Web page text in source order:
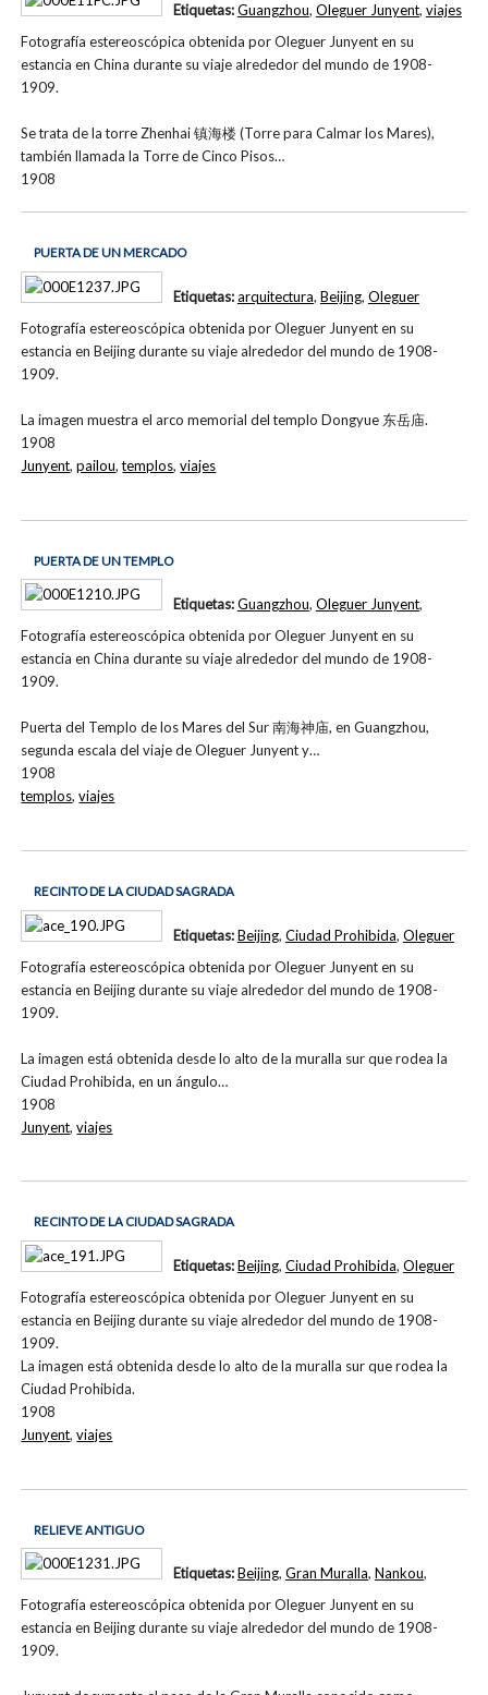
Fotografía estereoscópica obtenida por Oleguer Junyent en su
estancia en China durante su viaje alrededor del mundo de 1908-
1909.
Se trata de la torre Zhenhai 镇海楼 (Torre para Calmar los Mares),
también llamada la Torre de Cinco Pisos…
1908
Etiquetas:Guangzhou, Oleguer Junyent, viajes
PUERTA DE UN MERCADO
Fotografía estereoscópica obtenida por Oleguer Junyent en su
estancia en Beijing durante su viaje alrededor del mundo de 1908-
1909.
La imagen muestra el arco memorial del templo Dongyue 东岳庙.
1908
Etiquetas:arquitectura, Beijing, Oleguer
Junyent,pailou,templos,viajes
PUERTA DE UN TEMPLO
Fotografía estereoscópica obtenida por Oleguer Junyent en su
estancia en China durante su viaje alrededor del mundo de 1908-
1909.
Puerta del Templo de los Mares del Sur 南海神庙, en Guangzhou,
segunda escala del viaje de Oleguer Junyent y…
1908
Etiquetas:Guangzhou, Oleguer Junyent,
templos,viajes
RECINTO DE LA CIUDAD SAGRADA
Fotografía estereoscópica obtenida por Oleguer Junyent en su
estancia en Beijing durante su viaje alrededor del mundo de 1908-
1909.
La imagen está obtenida desde lo alto de la muralla sur que rodea la
Ciudad Prohibida, en un ángulo…
1908
Etiquetas:Beijing, Ciudad Prohibida, Oleguer
Junyent,viajes
RECINTO DE LA CIUDAD SAGRADA
Fotografía estereoscópica obtenida por Oleguer Junyent en su
estancia en Beijing durante su viaje alrededor del mundo de 1908-
1909.
La imagen está obtenida desde lo alto de la muralla sur que rodea la
Ciudad Prohibida.
1908
Etiquetas:Beijing, Ciudad Prohibida, Oleguer
Junyent,viajes
RELIEVE ANTIGUO
Fotografía estereoscópica obtenida por Oleguer Junyent en su
estancia en Beijing durante su viaje alrededor del mundo de 1908-
1909.
Etiquetas:Beijing, Gran Muralla, Nankou,